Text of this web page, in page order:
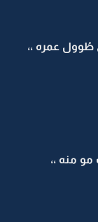
طُوول عمره ،،
منه ،،